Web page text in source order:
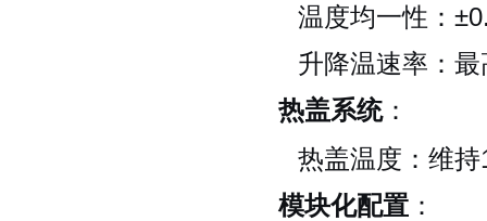
温度均一性：
升降温速率：
热盖系统：
热盖温度：维
模块化配置 ：